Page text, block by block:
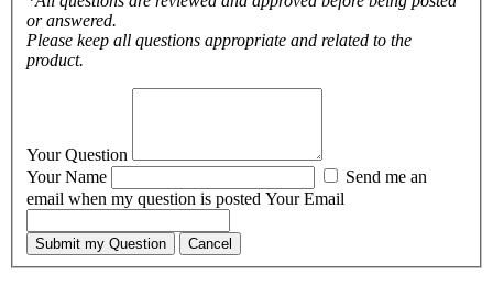
or answered.
Please keep all questions appropriate and related to the
product.
Your Question
Your Name
email when my question is posted Your Email
Submit my Question Cancel